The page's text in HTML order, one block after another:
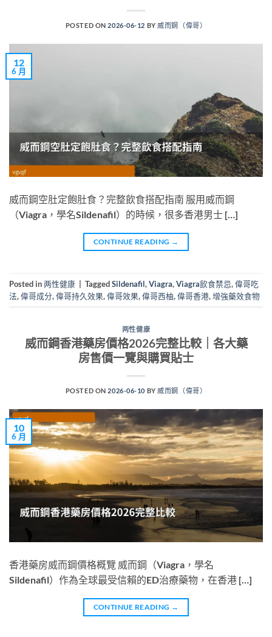
POSTED ON2026-06-12 BY 威而鋼（偉哥）
12
6 月
威而鋼空肚定飽肚食？完整飲食搭配指南 服用威而鋼
（Viagra，學名Sildenafil）的時候，很多香港男士 […]
CONTINUE READING →
Posted in两性健康 | TaggedSildenafil,Viagra,Viagra飲食禁忌,偉哥吃
法,偉哥成分,偉哥持久效果,偉哥效果,偉哥西柚,偉哥香港,增強藥效食物
两性健康
威而鋼香港藥房價格2026完整比較｜各大藥
房售價一覽與購買貼士
POSTED ON2026-06-10 BY 威而鋼（偉哥）
10
6 月
香港藥房威而鋼價格概覽 威而鋼（Viagra，學名
Sildenafil）作為全球最受信賴的ED治療藥物，在香港 […]
CONTINUE READING →